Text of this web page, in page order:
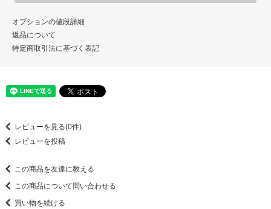
オプションの値段詳細
返品について
特定商取引法に基づく表記
レビューを見る(0件)
レビューを投稿
この商品を友達に教える
この商品について問い合わせる
買い物を続ける